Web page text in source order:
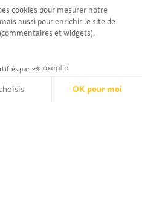
cookies pour mesurer notre
aussi pour enrichir le site de
et widgets).
par
OK pour moi